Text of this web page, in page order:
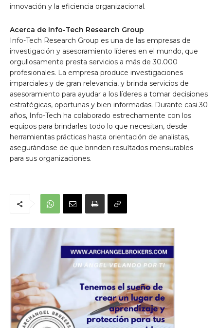
innovación y la eficiencia organizacional.
Acerca de Info-Tech Research Group
Info-Tech Research Group es una de las empresas de
investigación y asesoramiento líderes en el mundo, que
orgullosamente presta servicios a más de 30.000
profesionales. La empresa produce investigaciones
imparciales y de gran relevancia, y brinda servicios de
asesoramiento para ayudar a los líderes a tomar decisiones
estratégicas, oportunas y bien informadas. Durante casi 30
años, Info-Tech ha colaborado estrechamente con los
equipos para brindarles todo lo que necesitan, desde
herramientas prácticas hasta orientación de analistas,
asegurándose de que brinden resultados mensurables
para sus organizaciones.